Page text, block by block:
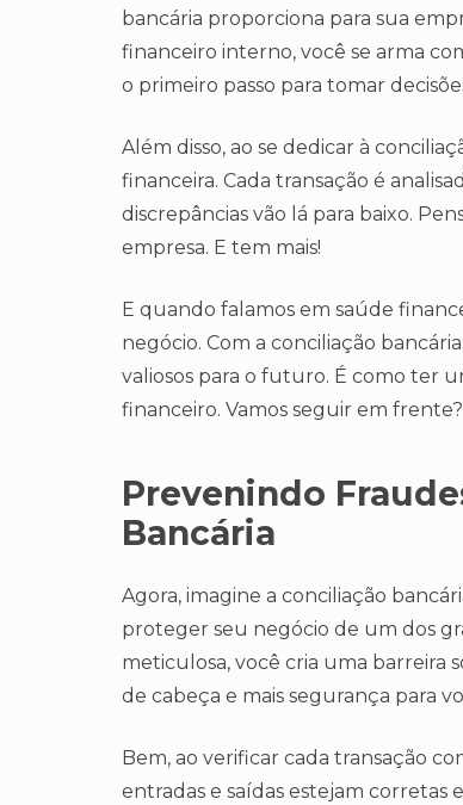
bancária proporciona para sua
financeiro interno, você se arma
o primeiro passo para tomar
Além disso, ao se dedicar à
financeira. Cada transação é
discrepâncias vão lá para baixo.
empresa. E tem mais!
E quando falamos em saúde
negócio. Com a conciliação
valiosos para o futuro. É como ter
financeiro. Vamos seguir em frente?
Prevenindo
Bancária
Agora, imagine a conciliação
proteger seu negócio de um dos
meticulosa, você cria uma barreira
de cabeça e mais segurança para
Bem, ao verificar cada transação
entradas e saídas estejam corretas